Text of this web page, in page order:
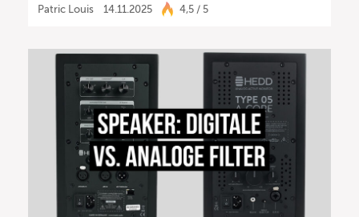
Patric Louis 14.11.2025 4,5 / 5